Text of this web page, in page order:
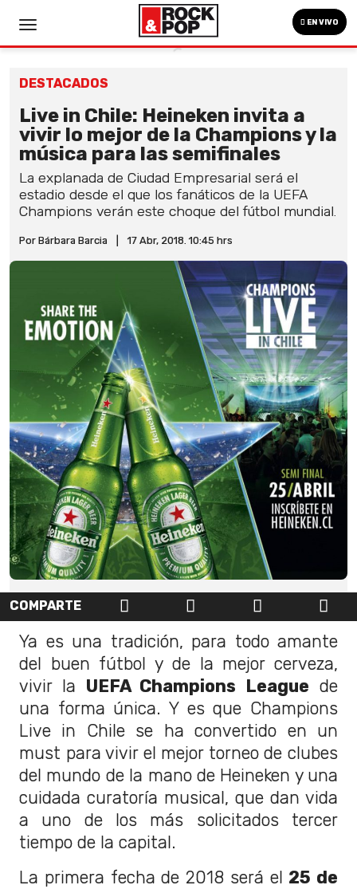
EN VIVO
DESTACADOS
Live in Chile: Heineken invita a
vivir lo mejor de la Champions y la
música para las semifinales
La explanada de Ciudad Empresarial será el
estadio desde el que los fanáticos de la UEFA
Champions verán este choque del fútbol mundial.
Por Bárbara Barcia 17 Abr, 2018. 10:45 hrs
COMPARTE
Ya es una tradición, para todo amante
del buen fútbol y de la mejor cerveza,
vivir la UEFA Champions League de
una forma única. Y es que Champions
Live in Chile se ha convertido en un
must para vivir el mejor torneo de clubes
del mundo de la mano de Heineken y una
cuidada curatoría musical, que dan vida
a uno de los más solicitados tercer
tiempo de la capital.
La primera fecha de 2018 será el 25 de